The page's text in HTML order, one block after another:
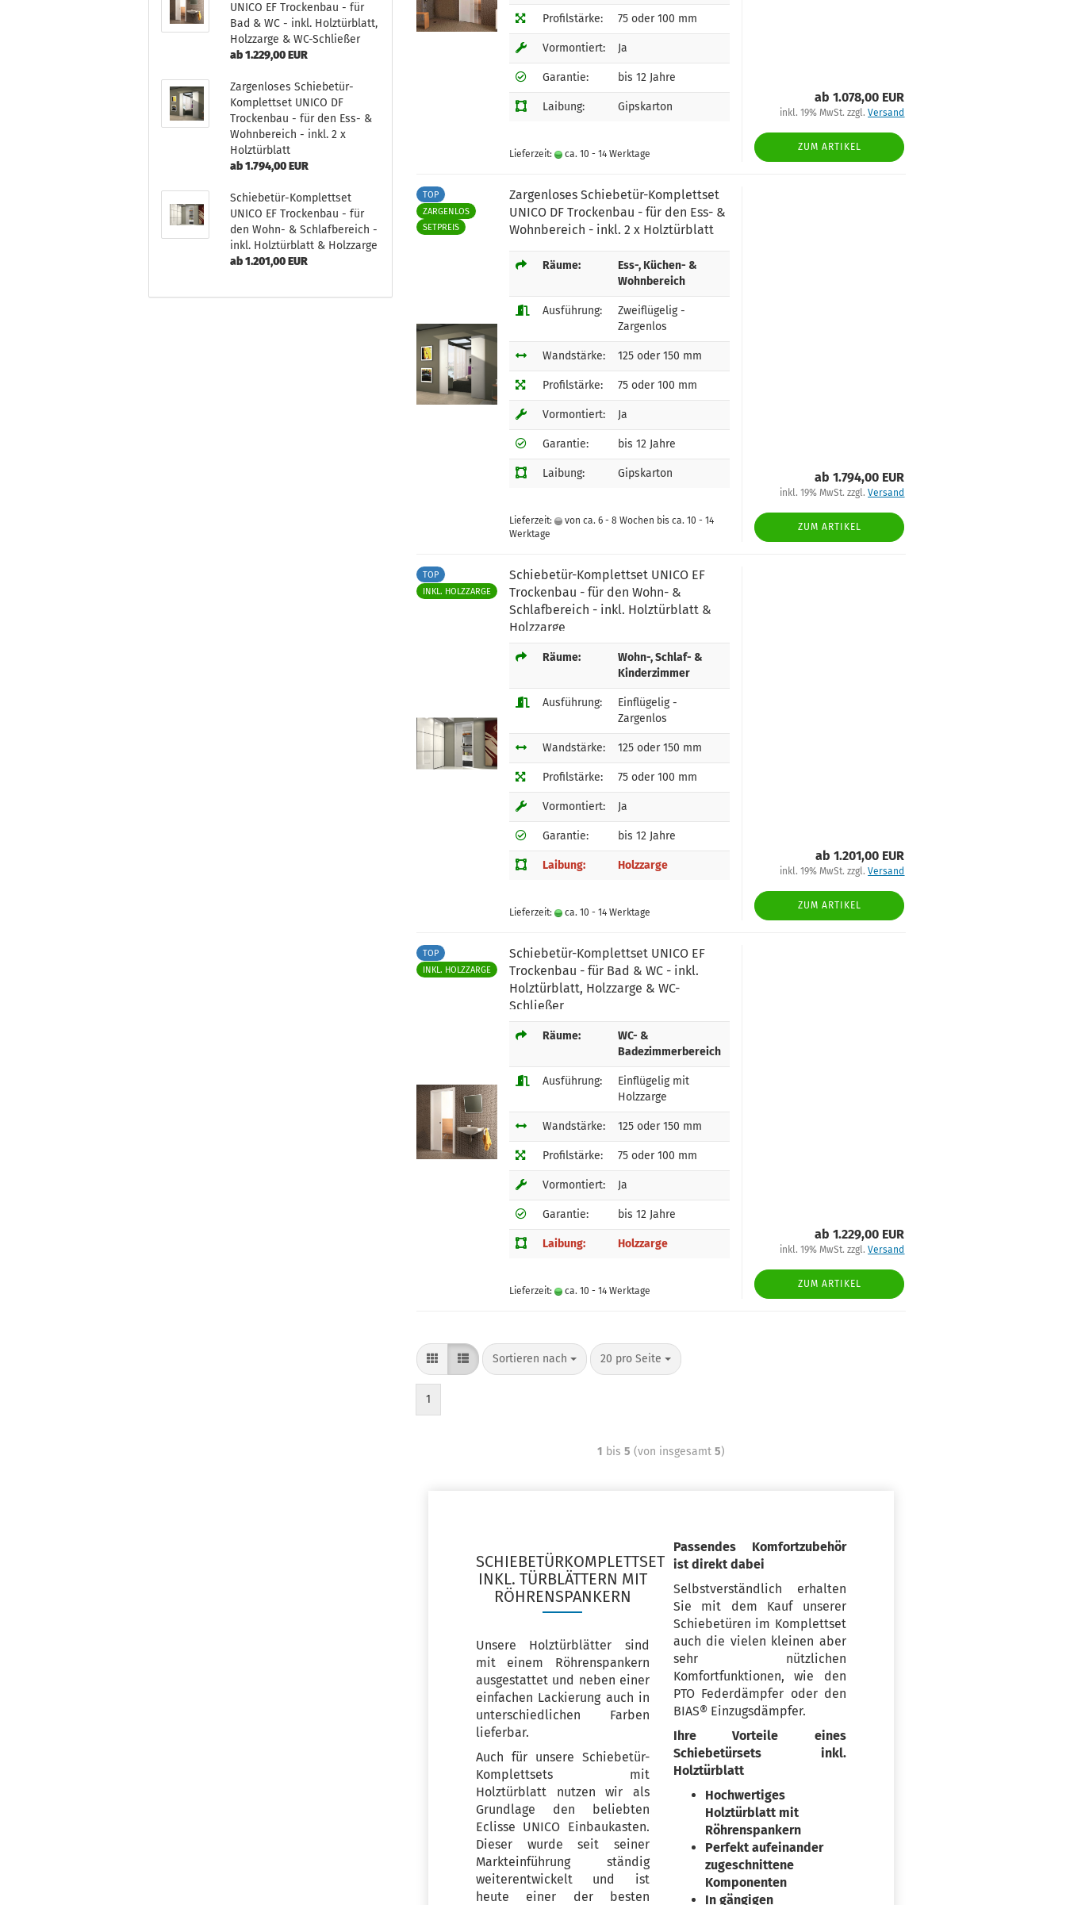
Profilstärke: 75 oder 100 mm
Vormontiert: Ja
Garantie: bis 12 Jahre
Laibung: Gipskarton
Lieferzeit: ca. 10 - 14 Werktage
ab 1.078,00 EUR
inkl. 19% MwSt. zzgl.Versand
ZUM ARTIKEL
TOP
ZARGENLOS
SETPREIS
Zargenloses Schiebetür-Komplettset
UNICO DF Trockenbau - für den Ess- &
Wohnbereich - inkl. 2 x Holztürblatt
Räume:
Ess-, Küchen- &
Wohnbereich
Ausführung:
Zweiflügelig -
Zargenlos
Wandstärke: 125 oder 150 mm
Profilstärke: 75 oder 100 mm
Vormontiert: Ja
Garantie: bis 12 Jahre
Laibung: Gipskarton
Lieferzeit:
von ca. 6 - 8 Wochen bis ca. 10 - 14
Werktage
ab 1.794,00 EUR
inkl. 19% MwSt. zzgl.Versand
ZUM ARTIKEL
TOP
INKL. HOLZZARGE
Schiebetür-Komplettset UNICO EF
Trockenbau - für den Wohn- &
Schlafbereich - inkl. Holztürblatt &
Holzzarge
Räume:
Wohn-, Schlaf- &
Kinderzimmer
Ausführung:
Einflügelig -
Zargenlos
Wandstärke: 125 oder 150 mm
Profilstärke: 75 oder 100 mm
Vormontiert: Ja
Garantie: bis 12 Jahre
Laibung: Holzzarge
Lieferzeit: ca. 10 - 14 Werktage
ab 1.201,00 EUR
inkl. 19% MwSt. zzgl.Versand
ZUM ARTIKEL
TOP
INKL. HOLZZARGE
Schiebetür-Komplettset UNICO EF
Trockenbau - für Bad & WC - inkl.
Holztürblatt, Holzzarge & WC-
Schließer
Räume:
WC- &
Badezimmerbereich
Ausführung:
Einflügelig mit
Holzzarge
Wandstärke: 125 oder 150 mm
Profilstärke: 75 oder 100 mm
Vormontiert: Ja
Garantie: bis 12 Jahre
Laibung: Holzzarge
Lieferzeit: ca. 10 - 14 Werktage
ab 1.229,00 EUR
inkl. 19% MwSt. zzgl.Versand
ZUM ARTIKEL
Sortieren nach 20 pro Seite
1
1 bis5 (von insgesamt5)
SCHIEBETÜRKOMPLETTSET
INKL. TÜRBLÄTTERN MIT
RÖHRENSPANKERN
Unsere Holztürblätter sind
mit einem Röhrenspankern
ausgestattet und neben einer
einfachen Lackierung auch in
unterschiedlichen Farben
lieferbar.
Auch für unsere Schiebetür-
Komplettsets mit
Holztürblatt nutzen wir als
Grundlage den beliebten
Eclisse UNICO Einbaukasten.
Dieser wurde seit seiner
Markteinführung ständig
weiterentwickelt und ist
heute einer der besten
Passendes Komfortzubehör
ist direkt dabei
Selbstverständlich erhalten
Sie mit dem Kauf unserer
Schiebetüren im Komplettset
auch die vielen kleinen aber
sehr nützlichen
Komfortfunktionen, wie den
PTO Federdämpfer oder den
BIAS® Einzugsdämpfer.
Ihre Vorteile eines
Schiebetürsets inkl.
Holztürblatt
Hochwertiges
Holztürblatt mit
Röhrenspankern
Perfekt aufeinander
zugeschnittene
Komponenten
In gängigen
UNICO EF Trockenbau - für
Bad & WC - inkl. Holztürblatt,
Holzzarge & WC-Schließer
ab 1.229,00 EUR
Zargenloses Schiebetür-
Komplettset UNICO DF
Trockenbau - für den Ess- &
Wohnbereich - inkl. 2 x
Holztürblatt
ab 1.794,00 EUR
Schiebetür-Komplettset
UNICO EF Trockenbau - für
den Wohn- & Schlafbereich -
inkl. Holztürblatt & Holzzarge
ab 1.201,00 EUR